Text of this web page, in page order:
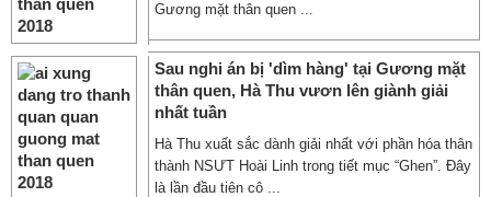
Gương mặt thân quen ...
Sau nghi án bị 'dìm hàng' tại Gương mặt
thân quen, Hà Thu vươn lên giành giải
nhất tuần
Hà Thu xuất sắc dành giải nhất với phần hóa thân
thành NSƯT Hoài Linh trong tiết mục “Ghen”. Đây
là lần đầu tiên cô ...